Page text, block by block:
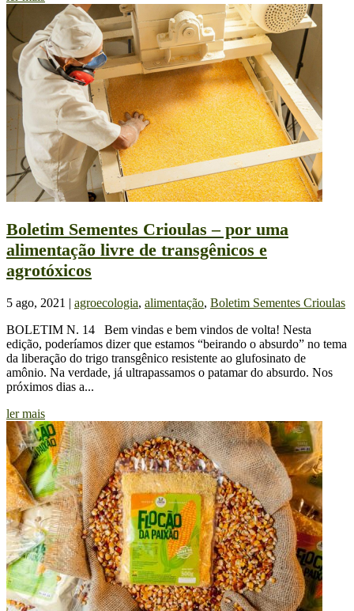
Boletim Sementes Crioulas – por uma
alimentação livre de transgênicos e
agrotóxicos
5 ago, 2021 | agroecologia, alimentação, Boletim Sementes Crioulas
BOLETIM N. 14 Bem vindas e bem vindos de volta! Nesta
edição, poderíamos dizer que estamos “beirando o absurdo” no tema
da liberação do trigo transgênico resistente ao glufosinato de
amônio. Na verdade, já ultrapassamos o patamar do absurdo. Nos
próximos dias a...
ler mais